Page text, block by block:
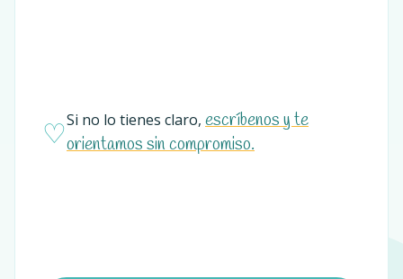
♡Si no lo tienes claro, escríbenos y te
orientamos sin compromiso.